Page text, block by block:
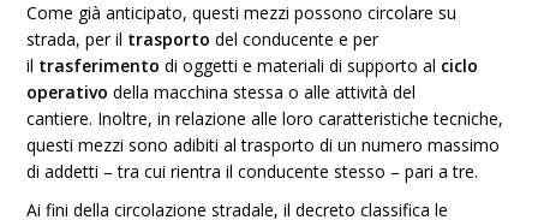
Come già anticipato, questi mezzipossono circolare su
strada, per il trasporto del conducente e per
il trasferimento di oggetti e materiali disupporto al ciclo
operativo dellamacchina stessa o alleattività del
cantiere. Inoltre, in relazione alle lorocaratteristiche tecniche,
questi mezzi sonoadibiti al trasporto di un numero massimo
di addetti – tra cui rientra il conducente stesso – pari a tre.
Ai fini dellacircolazione stradale, il decreto classifica le